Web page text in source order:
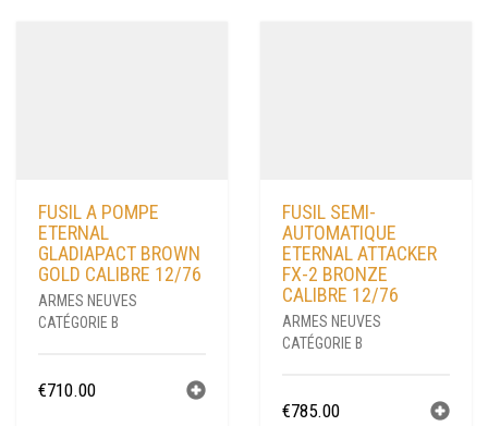
FUSIL A POMPE
ETERNAL
GLADIAPACT BROWN
GOLD CALIBRE 12/76
ARMES NEUVES
CATÉGORIE B
€710.00
FUSIL SEMI-
AUTOMATIQUE
ETERNAL ATTACKER
FX-2 BRONZE
CALIBRE 12/76
ARMES NEUVES
CATÉGORIE B
€785.00